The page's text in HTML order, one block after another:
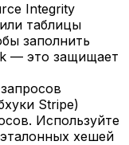
Integrity
таблицы
заполнить
— это защищает
Stripe)
Используйте
хешей